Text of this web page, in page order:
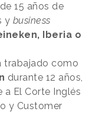
15 años de
y business
Iberia o
trabajado como
durante 12 años,
a El Corte Inglés
y Customer